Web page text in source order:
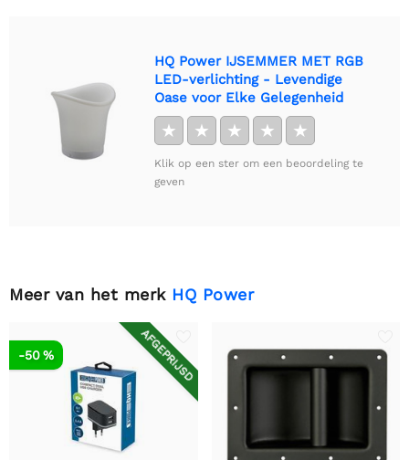
HQ Power IJSEMMER MET RGB
LED-verlichting - Levendige
Oase voor Elke Gelegenheid
★ ★ ★ ★ ★
Klik op een ster om een beoordeling te
geven
Meer van het merk HQ Power
AFGEPRIJSD
-50 %